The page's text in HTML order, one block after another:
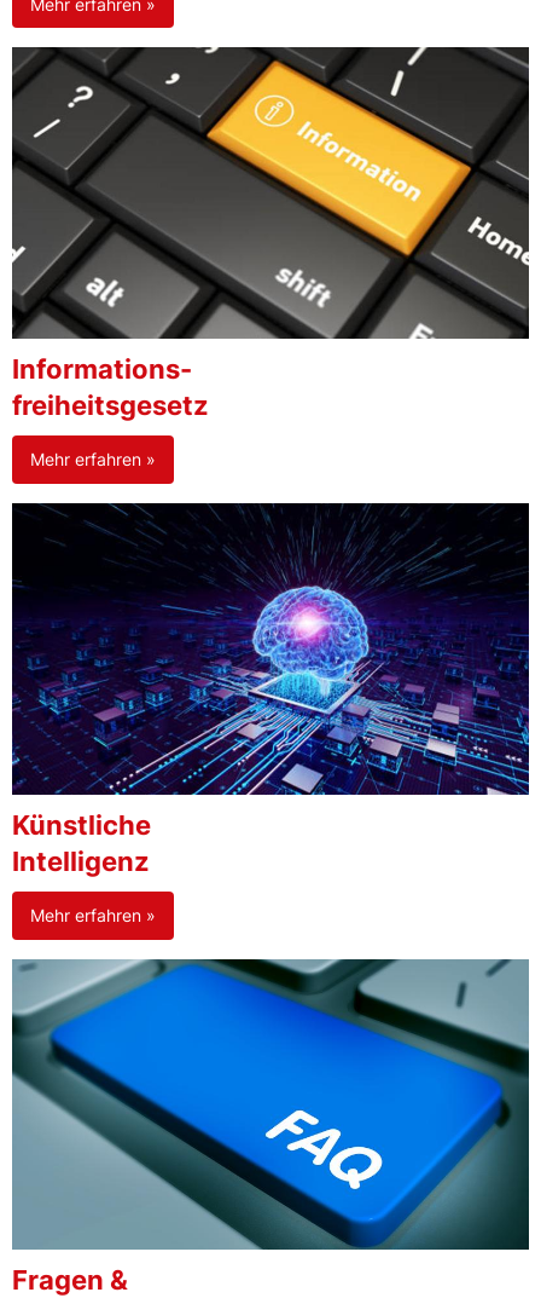
Informations-
freiheitsgesetz
Mehr erfahren »
Künstliche
Intelligenz
Mehr erfahren »
Fragen &